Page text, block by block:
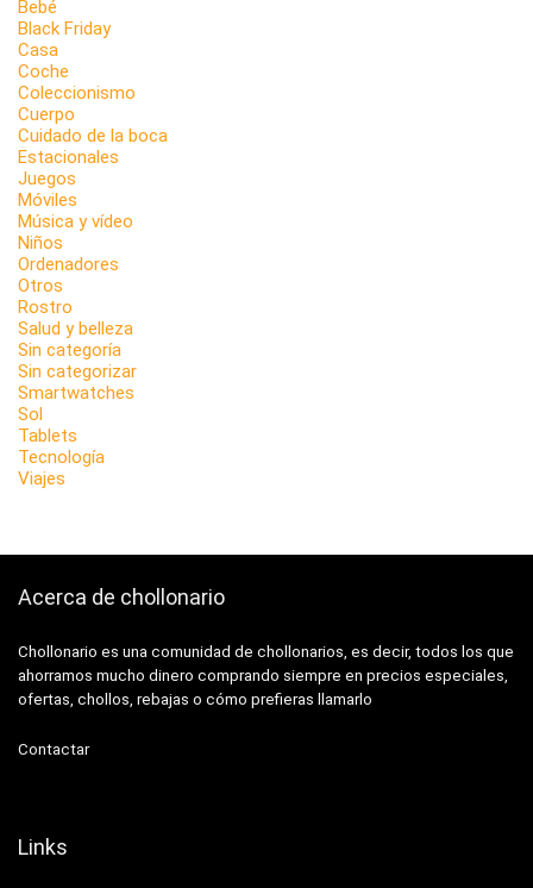
Bebé
Black Friday
Casa
Coche
Coleccionismo
Cuerpo
Cuidado de la boca
Estacionales
Juegos
Móviles
Música y vídeo
Niños
Ordenadores
Otros
Rostro
Salud y belleza
Sin categoría
Sin categorizar
Smartwatches
Sol
Tablets
Tecnología
Viajes
Acerca de chollonario
Chollonario es una comunidad de chollonarios, es decir, todos los que
ahorramos mucho dinero comprando siempre en precios especiales,
ofertas, chollos, rebajas o cómo prefieras llamarlo
Contactar
Links